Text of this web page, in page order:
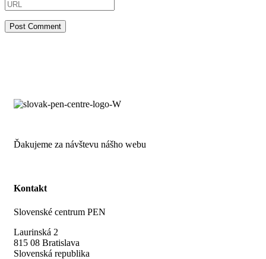
Ďakujeme za návštevu nášho webu
Kontakt
Slovenské centrum PEN
Laurinská 2
815 08 Bratislava
Slovenská republika